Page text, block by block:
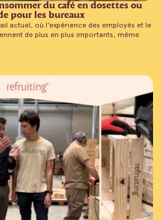
du café en dosettes ou
pour les bureaux
actuel, où l'expérience des employés et le
de plus en plus importants, même